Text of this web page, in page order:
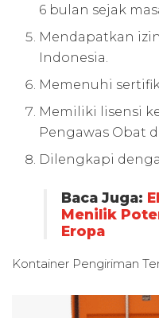
6 bulan sejak
Mendapatkan
Indonesia.
Memenuhi
Memiliki lisensi
Pengawas Obat
Dilengkapi
Baca Juga:
Menilik
Eropa
Kontainer Pengiriman